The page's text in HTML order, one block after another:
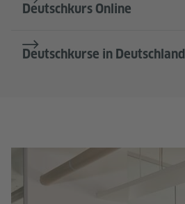
Deutschkurs Online
Deutschkurse in Deutschland